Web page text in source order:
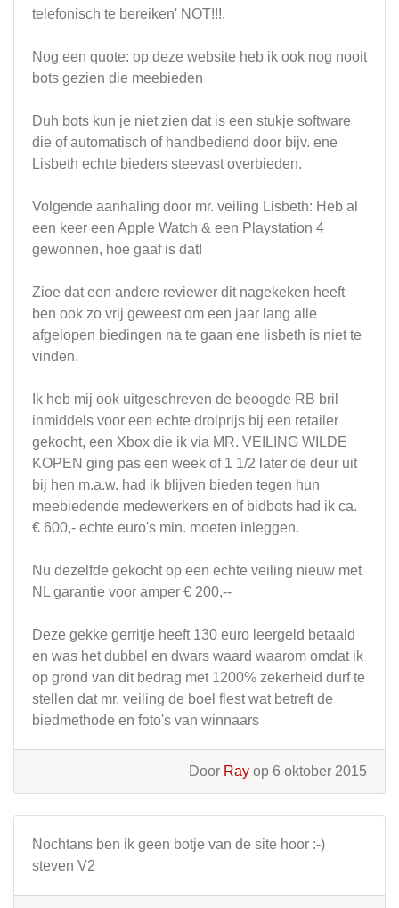
telefonisch te bereiken' NOT!!!.
Nog een quote: op deze website heb ik ook nog nooit
bots gezien die meebieden
Duh bots kun je niet zien dat is een stukje software
die of automatisch of handbediend door bijv. ene
Lisbeth echte bieders steevast overbieden.
Volgende aanhaling door mr. veiling Lisbeth: Heb al
een keer een Apple Watch & een Playstation 4
gewonnen, hoe gaaf is dat!
Zioe dat een andere reviewer dit nagekeken heeft
ben ook zo vrij geweest om een jaar lang alle
afgelopen biedingen na te gaan ene lisbeth is niet te
vinden.
Ik heb mij ook uitgeschreven de beoogde RB bril
inmiddels voor een echte drolprijs bij een retailer
gekocht, een Xbox die ik via MR. VEILING WILDE
KOPEN ging pas een week of 1 1/2 later de deur uit
bij hen m.a.w. had ik blijven bieden tegen hun
meebiedende medewerkers en of bidbots had ik ca.
€ 600,- echte euro's min. moeten inleggen.
Nu dezelfde gekocht op een echte veiling nieuw met
NL garantie voor amper € 200,--
Deze gekke gerritje heeft 130 euro leergeld betaald
en was het dubbel en dwars waard waarom omdat ik
op grond van dit bedrag met 1200% zekerheid durf te
stellen dat mr. veiling de boel flest wat betreft de
biedmethode en foto's van winnaars
Door Ray op 6 oktober 2015
Nochtans ben ik geen botje van de site hoor :-)
steven V2